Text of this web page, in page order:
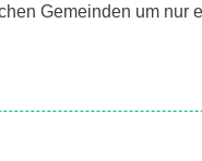
Gemeinden um nur